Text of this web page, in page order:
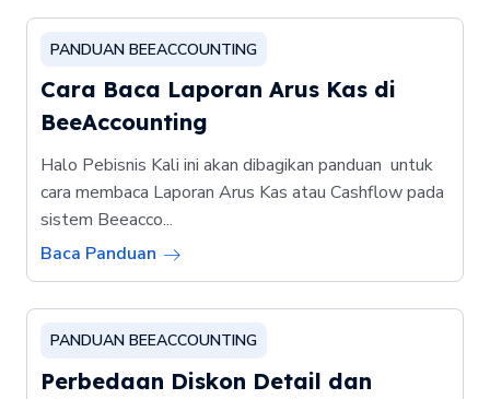
PANDUAN BEEACCOUNTING
Cara Baca Laporan Arus Kas di
BeeAccounting
Halo Pebisnis Kali ini akan dibagikan panduan untuk
cara membaca Laporan Arus Kas atau Cashflow pada
sistem Beeacco...
Baca Panduan
PANDUAN BEEACCOUNTING
Perbedaan Diskon Detail dan